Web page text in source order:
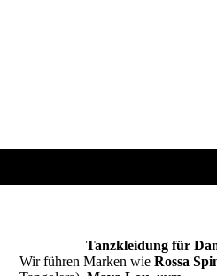
Tanzkleidung für
Wir führen Marken wieRossa